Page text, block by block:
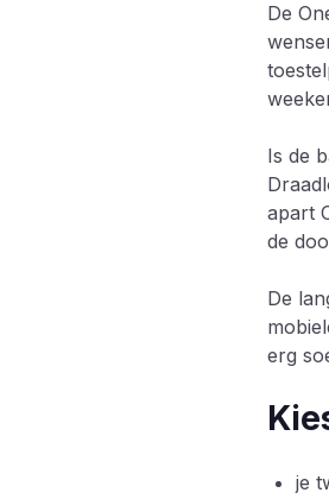
De
Is de
apart
de
De
erg
je